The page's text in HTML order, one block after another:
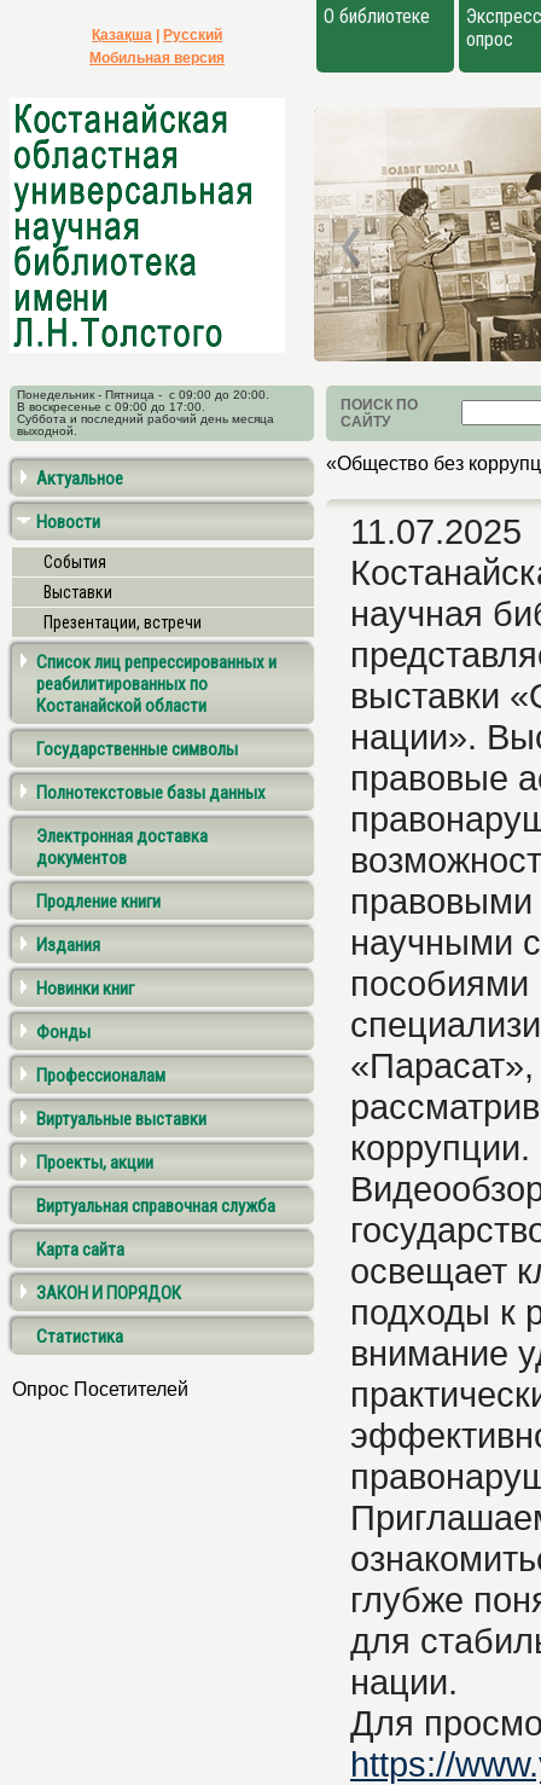
Қазақша
Русский
Мобильная версия
О библиотеке
опрос
Понедельник - Пятница - с 09:00 до 20:00.
В воскресенье с 09:00 до 17:00.
Суббота и последний рабочий день месяца
выходной.
ПОИСК ПО
САЙТУ
Актуальное
Новости
События
Выставки
Презентации, встречи
Список лиц репрессированных и
реабилитированных по
Костанайской области
Государственные символы
Полнотекстовые базы данных
Электронная доставка
документов
Продление книги
Издания
Новинки книг
Фонды
Профессионалам
Виртуальные выставки
Проекты, акции
Виртуальная справочная служба
Карта сайта
ЗАКОН И ПОРЯДОК
Статистика
Опрос Посетителей
«Общество без
11.07.2025
научная
выставки
нации».
правовые
правовыми
научными
пособиями
коррупции.
освещает
подходы к
внимание
глубже
для
нации.
Для
https://